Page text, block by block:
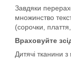
Завдяки
множинство
(сорочки,
Враховуйте
Дитячі тканини